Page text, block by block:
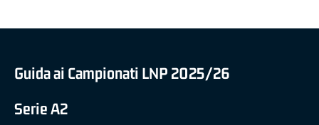
Guida ai Campionati LNP 2025/26
Serie A2